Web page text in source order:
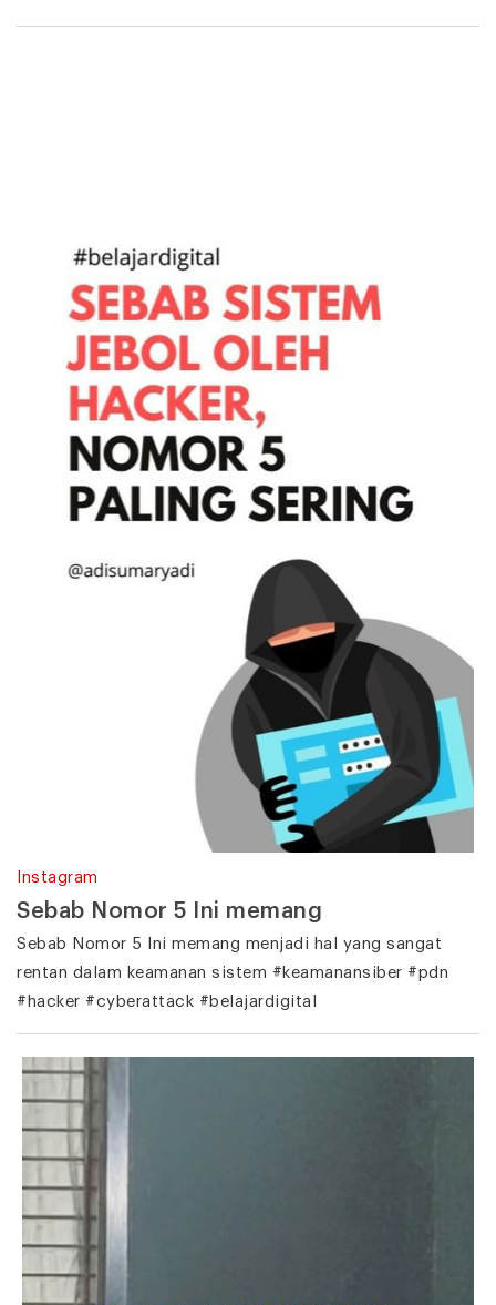
Instagram
Sebab Nomor 5 Ini memang
Sebab Nomor 5 Ini memang menjadi hal yang sangat
rentan dalam keamanan sistem #keamanansiber #pdn
#hacker #cyberattack #belajardigital